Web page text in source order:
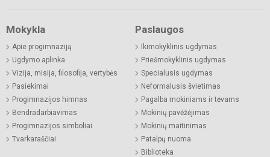
Mokykla
Apie progimnaziją
Ugdymo aplinka
Vizija, misija, filosofija, vertybės
Pasiekimai
Progimnazijos himnas
Bendradarbiavimas
Progimnazijos simboliai
Tvarkaraščiai
Paslaugos
Ikimokyklinis ugdymas
Priešmokyklinis ugdymas
Specialusis ugdymas
Neformalusis švietimas
Pagalba mokiniams ir tėvams
Mokinių pavėžėjimas
Mokinių maitinimas
Patalpų nuoma
Biblioteka